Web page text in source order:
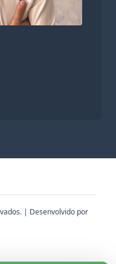
| Desenvolvido por